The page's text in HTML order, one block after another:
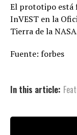
El prototipo está
InVEST en la
Tierra de la
Fuente: forbes
In this article: